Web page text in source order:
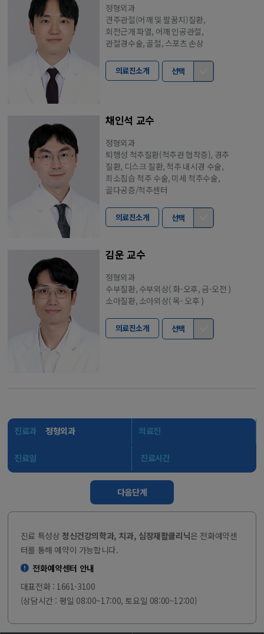
정형외과
견주관절(어깨 및 팔꿈치)질환,
회전근개 파열, 어깨 인공관절,
관절경수술, 골절, 스포츠 손상
의료진소개 선택
채인석 교수
정형외과
퇴행성 척추질환(척추관 협착증), 경추
질환, 디스크 질환, 척추 내시경 수술,
최소침습 척추 수술, 미세 척추수술,
골다공증/척추센터
의료진소개 선택
김운 교수
정형외과
수부질환, 수부외상( 화-오후, 금-오전 )
소아질환, 소아외상( 목- 오후 )
의료진소개 선택
진료과 정형외과 의료진
진료일 진료시간
다음단계
진료 특성상 정신건강의학과, 치과, 심장재활클리닉은 전화예약센
터를 통해 예약이 가능합니다.
전화예약센터 안내
대표전화 : 1661-3100
(상담시간 : 평일 08:00~17:00, 토요일 08:00~12:00)